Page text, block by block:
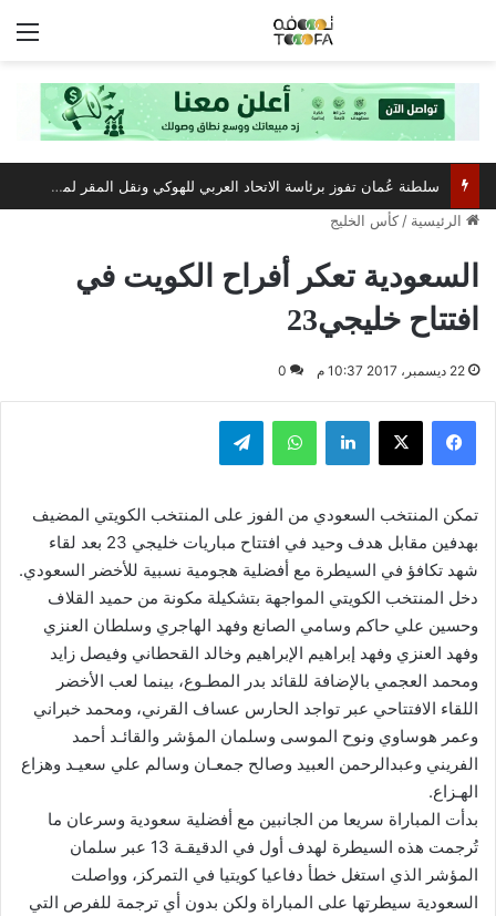
سلطنة عُمان تفوز برئاسة الاتحاد العربي للهوكي ونقل المقر لمسقط
الرئيسية / كأس الخليج
السعودية تعكر أفراح الكويت في
افتتاح خليجي23
22 ديسمبر، 2017 10:37 م 0
فيسبوك ‫X لينكدإن واتساب تيلقرام
تمكن المنتخب السعودي من الفوز على المنتخب الكويتي المضيف
بهدفين مقابل هدف وحيد في افتتاح مباريات خليجي 23 بعد لقاء
شهد تكافؤ في السيطرة مع أفضلية هجومية نسبية للأخضر السعودي.
دخل المنتخب الكويتي المواجهة بتشكيلة مكونة من حميد القلاف
وحسين علي حاكم وسامي الصانع وفهد الهاجري وسلطان العنزي
وفهد العنزي وفهد إبراهيم الإبراهيم وخالد القحطاني وفيصل زايد
ومحمد العجمي بالإضافة للقائد بدر المطـوع، بينما لعب الأخضر
اللقاء الافتتاحي عبر تواجد الحارس عساف القرني، ومحمد خبراني
وعمر هوساوي ونوح الموسى وسلمان المؤشر والقائـد أحمد
الفريني وعبدالرحمن العبيد وصالح جمعـان وسالم علي سعيـد وهزاع
الهـزاع.
بدأت المباراة سريعا من الجانبين مع أفضلية سعودية وسرعان ما
تُرجمت هذه السيطرة لهدف أول في الدقيقـة 13 عبر سلمان
المؤشر الذي استغل خطأ دفاعيا كويتيا في التمركز، وواصلت
السعودية سيطرتها على المباراة ولكن بدون أي ترجمة للفرص التي